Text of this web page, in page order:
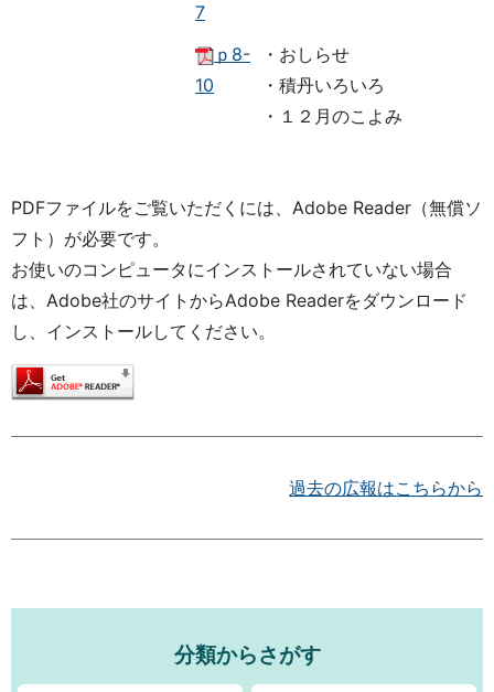
7
ｐ8-
10
・おしらせ
・積丹いろいろ
・１２月のこよみ
PDFファイルをご覧いただくには、Adobe Reader（無償ソ
フト）が必要です。
お使いのコンピュータにインストールされていない場合
は、Adobe社のサイトからAdobe Readerをダウンロード
し、インストールしてください。
過去の広報はこちらから
分類からさがす